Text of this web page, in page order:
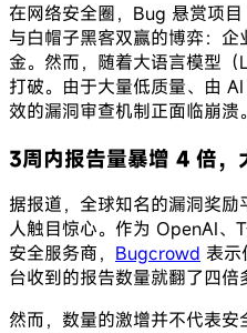
在网络安全圈，Bug 悬赏项
与白帽子黑客双赢的博弈：
金。然而，随着大语言模型
打破。由于大量低质量、由
效的漏洞审查机制正面临崩溃。
3周内报告量暴增 4 倍，
据报道，全球知名的漏洞奖励
人触目惊心。作为 OpenAI、
安全服务商， Bugcrowd 表
台收到的报告数量就翻了四倍
然而，数量的激增并不代表安